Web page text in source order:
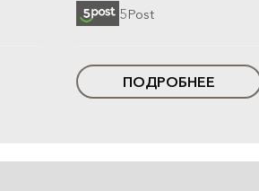
5Post
ПОДРОБНЕЕ